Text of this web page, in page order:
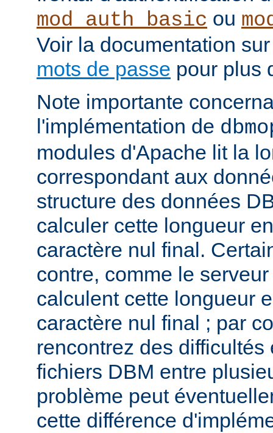
mod_auth_basic ou
Voir la documentation
mots de passe pour plus
Note importante
l'implémentation de
modules d'Apache lit la
correspondant aux
structure des données
calculer cette longueur
caractère nul final.
contre, comme le
calculent cette longueur
caractère nul final ; par
rencontrez des
fichiers DBM entre
problème peut
cette différence